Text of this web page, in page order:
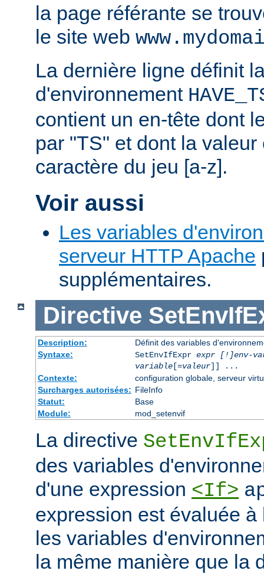
la page référante se
le site web
La dernière ligne définit
d'environnement
contient un en-tête dont
par "TS" et dont la
caractère du jeu [a-z].
Voir aussi
Les variables
serveur HTTP Apache
supplémentaires.
Directive
Description:
Définit des variables
Syntaxe:
SetEnvIfExpr expr [!]env-
variable[=valeur]] ...
Contexte:
configuration globale, serveur
Surcharges autorisées: FileInfo
Statut:
Base
Module:
mod_setenvif
La directive
des variables
d'une expression <If>
expression est évaluée
les variables
la même manière que la